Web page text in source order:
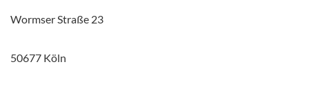
Wormser Straße 23
50677 Köln